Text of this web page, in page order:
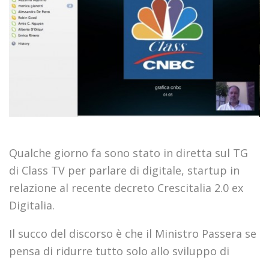
Qualche giorno fa sono stato in diretta sul TG
di Class TV per parlare di digitale, startup in
relazione al recente decreto Crescitalia 2.0 ex
Digitalia.
Il succo del discorso è che il Ministro Passera se
pensa di ridurre tutto solo allo sviluppo di